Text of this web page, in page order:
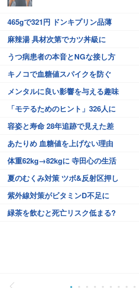
465gで321円 ドンキプリン品薄
麻辣湯 具材次第でカツ丼級に
うつ病患者の本音とNGな接し方
キノコで血糖値スパイクを防ぐ
メンタルに良い影響を与える趣味
「モテるためのヒント」326人に
容姿と寿命 28年追跡で見えた差
あたりめ 血糖値を上げない理由
体重62kg→82kgに 寺田心の生活
夏のむくみ対策 ツボ&反射区押し
紫外線対策がビタミンD不足に
緑茶を飲むと死亡リスク低まる?